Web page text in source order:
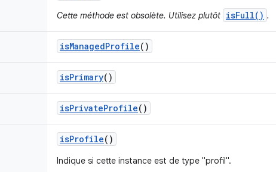
Cette méthode est obsolète. Utilisez plutôt isFull() .
isManagedProfile()
isPrimary()
isPrivateProfile()
isProfile()
Indique si cette instance est de type "profil".